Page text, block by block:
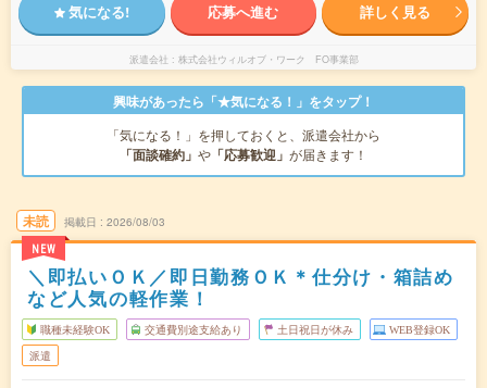
気になる! 応募へ進む 詳しく見る
派遣会社 株式会社ウィルオブ・ワーク FO事業部
興味があったら「★気になる！」をタップ！
「気になる！」を押しておくと、派遣会社から
「面談確約」 や 「応募歓迎」 が届きます！
未読
NEW
掲載日 2026/08/03
＼即払いＯＫ／即日勤務ＯＫ＊仕分け・箱詰め
など人気の軽作業！
職種未経験OK 交通費別途支給あり 土日祝日が休み WEB登録OK
派遣